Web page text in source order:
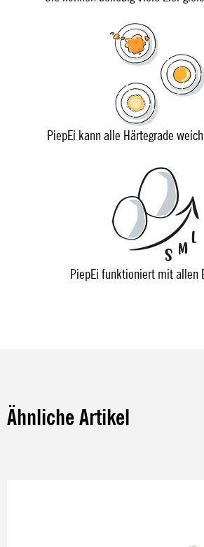
PiepEi kann alle Härtegrade
PiepEi funktioniert mit allen
Ähnliche Artikel